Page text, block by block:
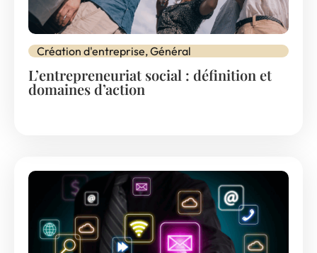
Création d'entreprise,Général
L’entrepreneuriat social : définition et
domaines d’action